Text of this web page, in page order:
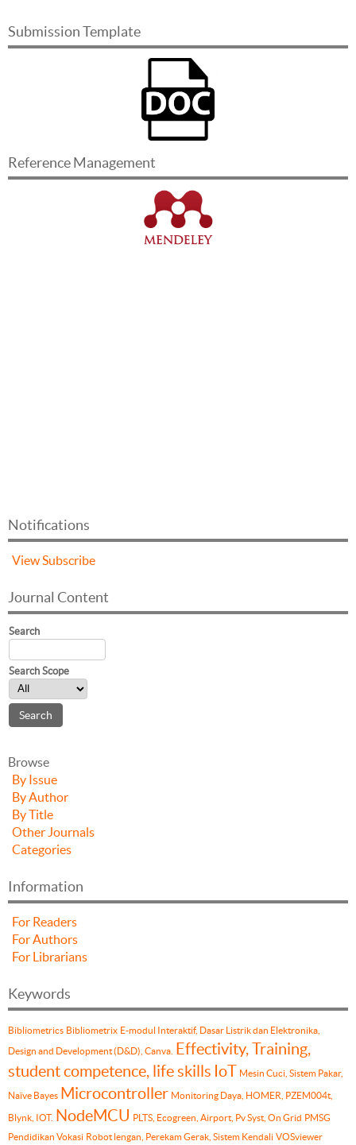
Submission Template
Reference Management
Notifications
ViewSubscribe
Journal Content
Search
Search Scope
Browse
By Issue
By Author
By Title
Other Journals
Categories
Information
For Readers
For Authors
For Librarians
Keywords
Bibliometrics Bibliometrix E-modul Interaktif, Dasar Listrik dan Elektronika,
Design and Development (D&D), Canva.
Effectivity, Training,
student competence, life skills IoT Mesin Cuci, Sistem Pakar,
Naïve Bayes Microcontroller Monitoring Daya, HOMER, PZEM004t,
Blynk, IOT. NodeMCU PLTS, Ecogreen, Airport, Pv Syst, On Grid PMSG
Pendidikan Vokasi Robot lengan, Perekam Gerak, Sistem Kendali VOSviewer